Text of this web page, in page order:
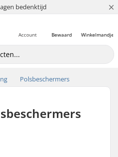
bedenktijd
van 5 ×
Winkelmandje
Bewaard
Account
Polsbeschermers